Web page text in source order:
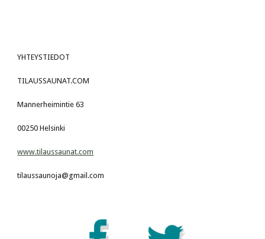
YHTEYSTIEDOT
TILAUSSAUNAT.COM
Mannerheimintie 63
00250 Helsinki
www.tilaussaunat.com
tilaussaunoja@gmail.com